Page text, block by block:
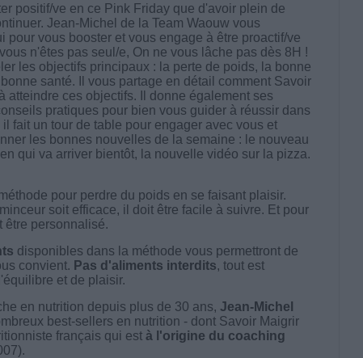
positif/ve en ce Pink Friday que d'avoir plein de
Jean-Michel de la Team Waouw vous
pour vous booster et vous engage à être proactif/ve
n'êtes pas seul/e, On ne vous lâche pas dès 8H !
les objectifs principaux : la perte de poids, la bonne
santé. Il vous partage en détail comment Savoir
atteindre ces objectifs. Il donne également ses
pratiques pour bien vous guider à réussir dans
il fait un tour de table pour engager avec vous et
les bonnes nouvelles de la semaine : le nouveau
qui va arriver bientôt, la nouvelle vidéo sur la pizza.
pour perdre du poids en se faisant plaisir.
soit efficace, il doit être facile à suivre. Et pour
être personnalisé.
disponibles dans la méthode vous permettront de
convient. Pas d'aliments interdits, tout est
et de plaisir.
en nutrition depuis plus de 30 ans, Jean-Michel
best-sellers en nutrition - dont Savoir Maigrir
français qui est à l'origine du coaching